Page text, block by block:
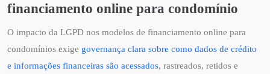
financiamento online para condomínio
O impacto da LGPD nos modelos de financiamento online para
condomínios exige governança clara sobre como dados de crédito
e informações financeiras são acessados, rastreados, retidos e